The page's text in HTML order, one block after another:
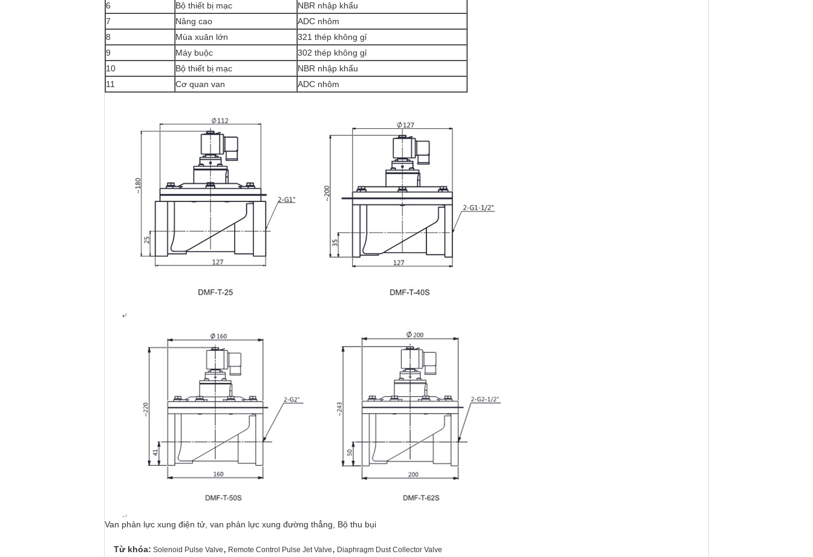
6
Bộ thiết bị mạc
NBR nhập khẩu
7
Nâng cao
ADC nhôm
8
Mùa xuân lớn
321 thép không gỉ
9
Máy buộc
302 thép không gỉ
10
Bộ thiết bị mạc
NBR nhập khẩu
11
Cơ quan van ADC nhôm
Van phản lực xung điện tử, van phản lực xung đường thẳng, Bộ thu bụi
Từ khóa: Solenoid Pulse Valve, Remote Control Pulse Jet Valve, Diaphragm Dust Collector Valve